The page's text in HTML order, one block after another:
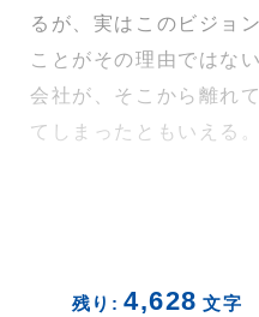
るが、実はこのビジョ
ことがその理由ではな
会社が、そこから離れ
てしまったともいえる。
残り: 4,628 文字